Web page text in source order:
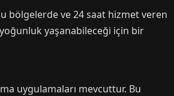
bölgelerde ve 24 saat hizmet veren
yaşanabileceği için bir
uygulamaları mevcuttur. Bu